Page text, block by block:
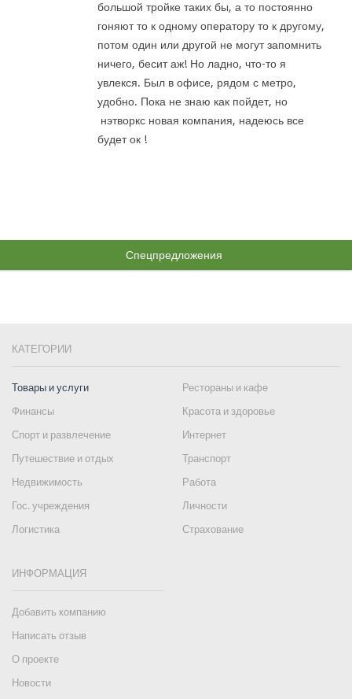
большой тройке таких бы, а то постоянно
гоняют то к одному оператору то к другому,
потом один или другой не могут запомнить
ничего, бесит аж! Но ладно, что-то я
увлекся. Был в офисе, рядом с метро,
удобно. Пока не знаю как пойдет, но
нэтворкс новая компания, надеюсь все
будет ок !
Спецпредложения
КАТЕГОРИИ
Товары и услуги
Рестораны и кафе
Финансы
Красота и здоровье
Спорт и развлечение
Интернет
Путешествие и отдых
Транспорт
Недвижимость
Работа
Гос. учреждения
Личности
Логистика
Страхование
ИНФОРМАЦИЯ
Добавить компанию
Написать отзыв
О проекте
Новости